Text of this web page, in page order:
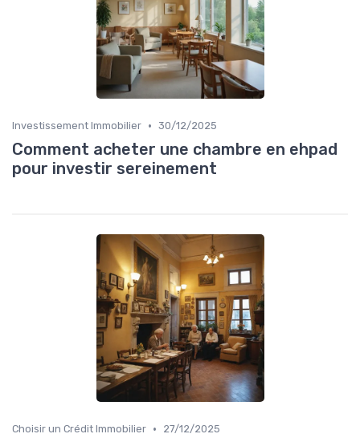
Investissement Immobilier • 30/12/2025
Comment acheter une chambre en ehpad
pour investir sereinement
Choisir un Crédit Immobilier • 27/12/2025